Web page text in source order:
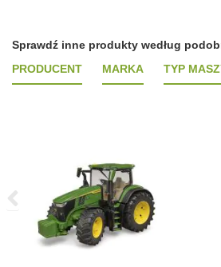
Sprawdź inne produkty według
PRODUCENT
MARKA TYP